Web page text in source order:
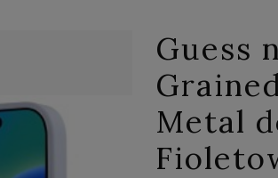
Guess
Metal